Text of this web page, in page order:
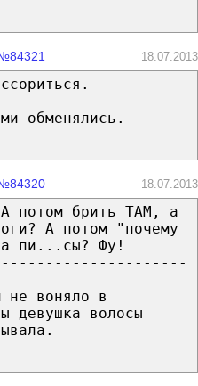
18.07.2013
обменялись.
18.07.2013
потом брить ТАМ, а
А потом "почему
а пи...сы? Фу!
не воняло в
девушка волосы